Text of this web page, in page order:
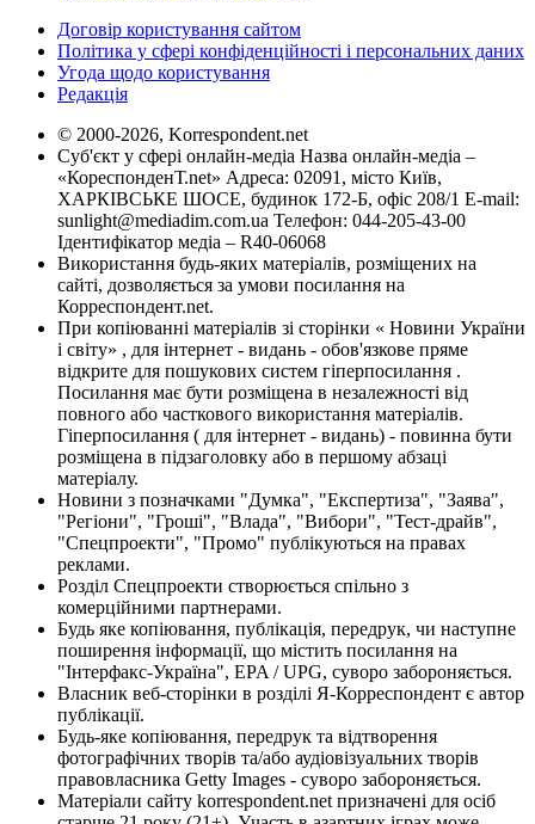
Договір користування сайтом
Політика у сфері конфіденційності і персональних даних
Угода щодо користування
Редакція
© 2000-2026, Korrespondent.net
Суб'єкт у сфері онлайн-медіа Назва онлайн-медіа –
«КореспонденТ.net» Адреса: 02091, місто Київ,
ХАРКІВСЬКЕ ШОСЕ, будинок 172-Б, офіс 208/1 E-mail:
sunlight@mediadim.com.ua Телефон: 044-205-43-00
Ідентифікатор медіа – R40-06068
Використання будь-яких матеріалів, розміщених на
сайті, дозволяється за умови посилання на
Корреспондент.net.
При копіюванні матеріалів зі сторінки « Новини України
і світу» , для інтернет - видань - обов'язкове пряме
відкрите для пошукових систем гіперпосилання .
Посилання має бути розміщена в незалежності від
повного або часткового використання матеріалів.
Гіперпосилання ( для інтернет - видань) - повинна бути
розміщена в підзаголовку або в першому абзаці
матеріалу.
Новини з позначками "Думка", "Експертиза", "Заява",
"Регіони", "Гроші", "Влада", "Вибори", "Тест-драйв",
"Спецпроекти", "Промо" публікуються на правах
реклами.
Розділ Спецпроекти створюється спільно з
комерційними партнерами.
Будь яке копіювання, публікація, передрук, чи наступне
поширення інформації, що містить посилання на
"Інтерфакс-Україна", EPA / UPG, суворо забороняється.
Власник веб-сторінки в розділі Я-Корреспондент є автор
публікації.
Будь-яке копіювання, передрук та відтворення
фотографічних творів та/або аудіовізуальних творів
правовласника Getty Images - суворо забороняється.
Матеріали сайту korrespondent.net призначені для осіб